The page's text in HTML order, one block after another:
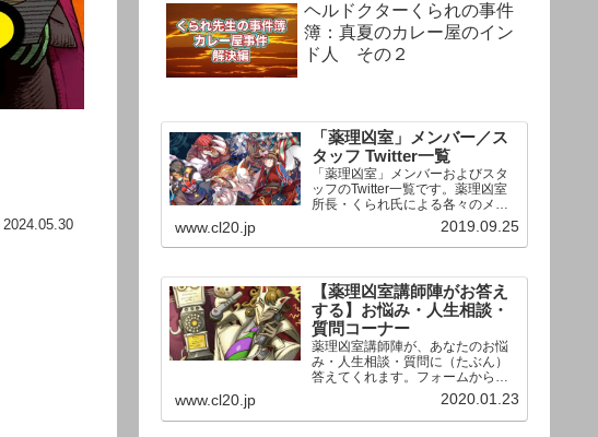
2024.05.30
ヘルドクターくられの事件
簿：真夏のカレー屋のイン
ド人 その２
「薬理凶室」メンバー／ス
タッフ Twitter一覧
「薬理凶室」メンバーおよびスタ
ッフのTwitter一覧です。薬理凶室
所長・くられ氏による各々のメン
バーの一言紹介付き。Twitterへの
リンクの下にあるフォローボタン
を押すとそのままフォローできま
www.cl20.jp 2019.09.25
【薬理凶室講師陣がお答え
する】お悩み・人生相談・
質問コーナー
薬理凶室講師陣が、あなたのお悩
み・人生相談・質問に（たぶん）
答えてくれます。フォームからお
送りいただいた相談は、順次、動
画として公開される予定（時期未
定）！ どうぞお気軽にご質問く
www.cl20.jp 2020.01.23